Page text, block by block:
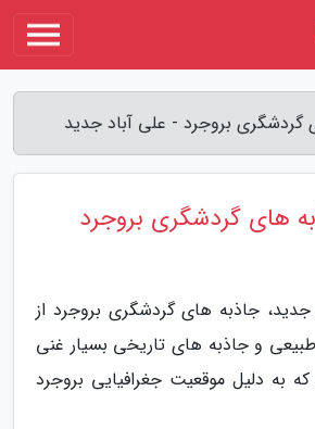
گردشگری بروجرد - علی آباد جدید
های گردشگری بروجرد
جاذبه های گردشگری بروجرد از
و جاذبه های تاریخی بسیار غنی
به دلیل موقعیت جغرافیایی بروجرد